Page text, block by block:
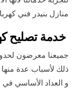
منازل بنيدر فني كهرباء
خدمة تصليح
جميعنا معرضون
ذلك لأسباب عدة منها
و العداد الأساسي في